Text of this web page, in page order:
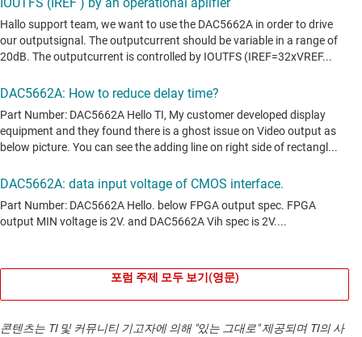
포럼 주제 모두 보기(영문)
콘텐츠는 TI 및 커뮤니티 기고자에 의해 "있는 그대로" 제공되며 TI의 사